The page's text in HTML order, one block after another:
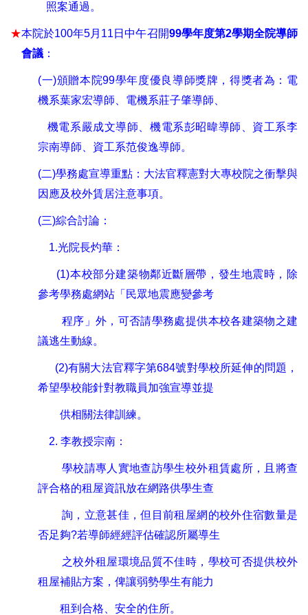
照案通過。
★本院於100年5月 11 日中午召開99學年度第2學期全院導師
會議 ：
(一)頒贈本院99學年度優良導師獎牌 ， 得獎者為 ： 電
機系葉家宏導師
電機系莊子肇導師
機電系嚴成文導師 、機電系彭昭暐導師
資工系李
宗南導師
資工系范俊逸導師。
(二)學務處宣導重點 ： 大法官釋憲對大專校院之衝擊與
因應及校外賃居注意事項。
(三)綜合討論 ：
1.光院長灼華 ：
(1)本校部分建築物鄰近斷層帶 ，發生地震時，除
參考學務處網站「民眾地震應變參考
程序」外，可否請學務處提供本校各建築物之建
議逃生動線。
(2)有關大法官釋字第684號對學校所延伸的問題 ，
希望學校能針對教職員加強宣導並提
供相關法律訓練。
2. 李教授宗南 ：
學校請專人實地查訪學生校外租賃處所，
且將查
評合格的租屋資訊放在網路供學生查
詢 ， 立意甚佳 ，但目前租屋網的校外住宿數量是
否足夠?若導師經經評估確認所屬導生
之校外租屋環境品質不佳時 ， 學校可否提供校外
租屋補貼方案 ， 俾讓弱勢學生有能力
租到合格 安全的住所。